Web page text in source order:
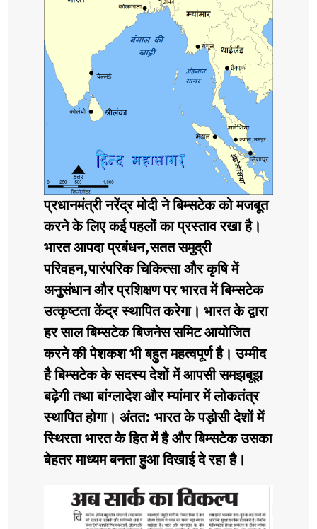
प्रधानमंत्री नरेंद्र मोदी ने बिम्सटेक को मजबूत
करने के लिए कई पहलों का प्रस्ताव रखा है।
भारत आपदा प्रबंधन,सतत समुद्री
परिवहन,पारंपरिक चिकित्सा और कृषि में
अनुसंधान और प्रशिक्षण पर भारत में बिम्सटेक
उत्कृष्टता केंद्र स्थापित करेगा। भारत के द्वारा
हर साल बिम्सटेक बिजनेस समिट आयोजित
करने की पेशकश भी बहुत महत्वपूर्ण है। उम्मीद
है बिम्सटेक के सदस्य देशों में आपसी समझबूझ
बढ़ेगी तथा बांग्लादेश और म्यांमार में लोकतंत्र
स्थापित होगा। अंतत: भारत के पड़ोसी देशों में
स्थिरता भारत के हित में है और बिम्सटेक उसका
बेहतर माध्यम बनता हुआ दिखाई दे रहा है।